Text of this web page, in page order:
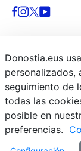
© Donostiako
Ijentea 1, 20003
Aviso legal
Política de
Política de cookies
Declaración de
Donostia.eus
personalizados,
seguimiento de
todas las
posible en
preferencias.